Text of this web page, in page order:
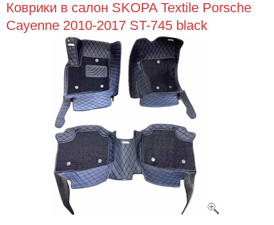
Коврики в салон SKOPA Textile Porsche
Cayenne 2010-2017 ST-745 black